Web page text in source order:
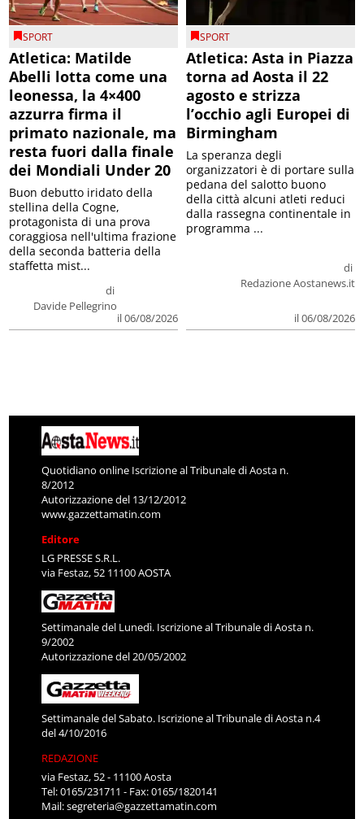
SPORT
Atletica: Matilde
Abelli lotta come una
leonessa, la 4×400
azzurra firma il
primato nazionale, ma
resta fuori dalla finale
dei Mondiali Under 20
di
Davide Pellegrino
il 06/08/2026
Buon debutto iridato della
stellina della Cogne,
protagonista di una prova
coraggiosa nell'ultima frazione
della seconda batteria della
staffetta mist...
SPORT
Atletica: Asta in Piazza
torna ad Aosta il 22
agosto e strizza
l’occhio agli Europei di
Birmingham
di
Redazione Aostanews.it
il 06/08/2026
La speranza degli
organizzatori è di portare sulla
pedana del salotto buono
della città alcuni atleti reduci
dalla rassegna continentale in
programma ...
Quotidiano online Iscrizione al Tribunale di Aosta n.
8/2012
Autorizzazione del 13/12/2012
www.gazzettamatin.com
Editore
LG PRESSE S.R.L.
via Festaz, 52 11100 AOSTA
Settimanale del Lunedì. Iscrizione al Tribunale di Aosta n.
9/2002
Autorizzazione del 20/05/2002
Settimanale del Sabato. Iscrizione al Tribunale di Aosta n.4
del 4/10/2016
REDAZIONE
via Festaz, 52 - 11100 Aosta
Tel: 0165/231711 - Fax: 0165/1820141
Mail:segreteria@gazzettamatin.com